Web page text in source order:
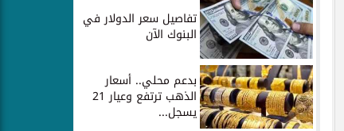
تفاصيل سعر الدولار في
البنوك الآن
بدعم محلي.. أسعار
الذهب ترتفع وعيار 21
يسجل...